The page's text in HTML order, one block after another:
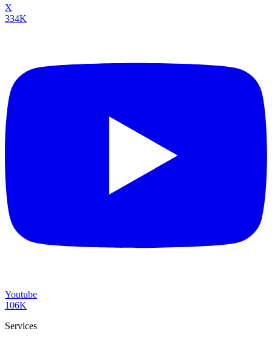
X
334K
Youtube
106K
Services